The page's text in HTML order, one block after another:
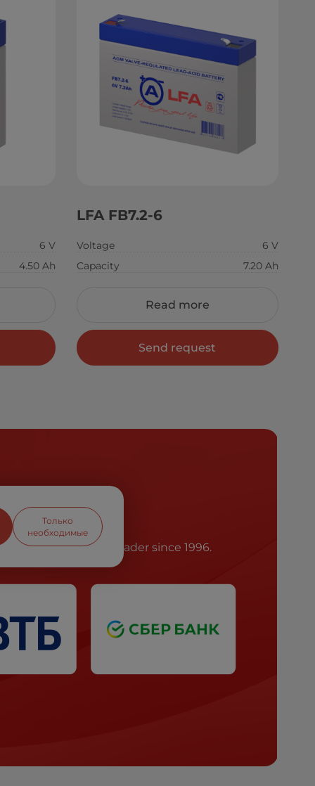
6 V
4.50 Ah
LFA FB7.2-6
Voltage
6 V
Capacity
7.20 Ah
Read more
Send request
battery market leader since 1996.
Только
необходимые